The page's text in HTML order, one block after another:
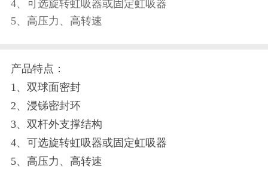
4、可选旋转虹吸器或固定虹吸器
5、高压力、高转速
产品特点：
1、双球面密封
2、浸锑密封环
3、双杆外支撑结构
4、可选旋转虹吸器或固定虹吸器
5、高压力、高转速